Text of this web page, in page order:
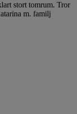
stort tomrum. Tror
m. familj